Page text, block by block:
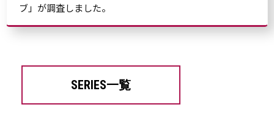
ブ」が調査しました。
SERIES一覧